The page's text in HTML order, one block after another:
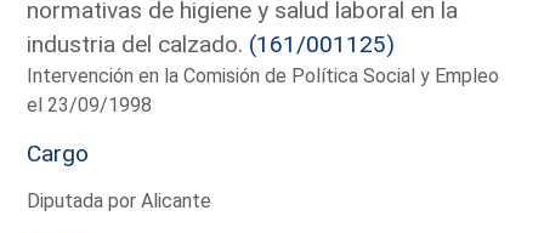
normativas de higiene y salud laboral en la
industria del calzado. (161/001125)
Intervención en la Comisión de Política Social y Empleo
el 23/09/1998
Cargo
Diputada por Alicante